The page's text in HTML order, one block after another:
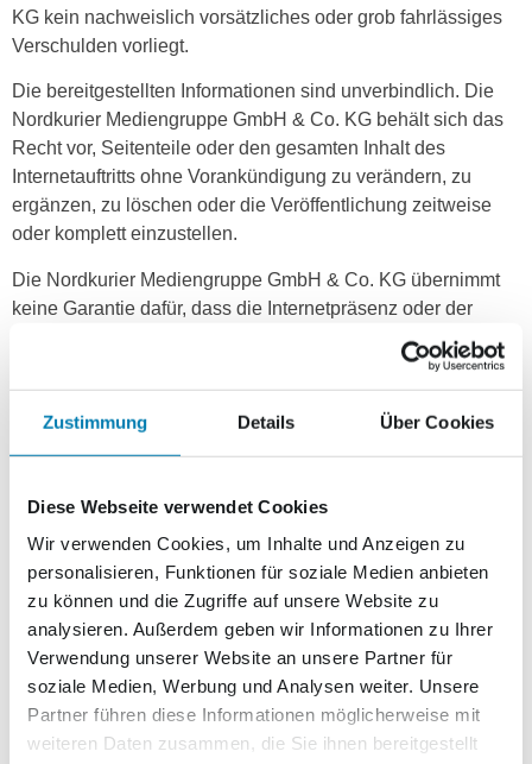
Zustimmung Details Über Cookies
Diese Webseite verwendet Cookies
Wir verwenden Cookies, um Inhalte und Anzeigen zu
personalisieren, Funktionen für soziale Medien anbieten
zu können und die Zugriffe auf unsere Website zu
analysieren. Außerdem geben wir Informationen zu Ihrer
Verwendung unserer Website an unsere Partner für
soziale Medien, Werbung und Analysen weiter. Unsere
Partner führen diese Informationen möglicherweise mit
weiteren Daten zusammen, die Sie ihnen bereitgestellt
KG kein nachweislich vorsätzliches oder grob fahrlässiges
Verschulden vorliegt.
Die bereitgestellten Informationen sind unverbindlich. Die
Nordkurier Mediengruppe GmbH & Co. KG behält sich das
Recht vor, Seitenteile oder den gesamten Inhalt des
Internetauftritts ohne Vorankündigung zu verändern, zu
ergänzen, zu löschen oder die Veröffentlichung zeitweise
oder komplett einzustellen.
Die Nordkurier Mediengruppe GmbH & Co. KG übernimmt
keine Garantie dafür, dass die Internetpräsenz oder der
Server, die zur Verfügung gestellt werden, keine Viren oder
andere schädliche Elemente erhalten. Die Nutzung des
Internetauftritts von der Nordkurier Mediengruppe erfolgt auf
eigenes Risiko. Der jeweilige Benutzer ist
eigenverantwortlich für etwaige Datenverluste oder Schäden
Die dargestellten Seiteninhalte unter www.nordkurier-
mediengruppe.de inklusive Layout und Software, sind durch
Urheberrecht, Markenrecht und Wettbewerbsrecht oder
andere Rechte zugunsten der Nordkurier Mediengruppe
GmbH & Co. KG oder weiteren Dritten geschützt. Die
Nordkurier Mediengruppe GmbH & Co. KG behält sich alle
zu ihren Gunsten bestehenden (Schutz-) Rechte vor. Ohne
vorherige schriftliche Genehmigung der Nordkurier